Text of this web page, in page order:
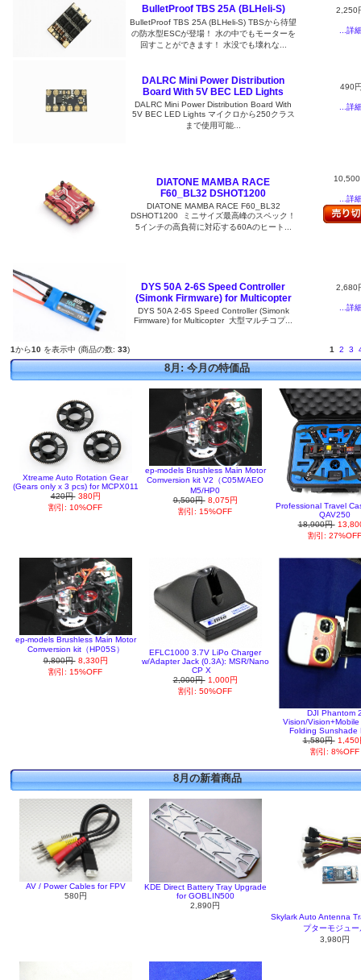
BulletProof TBS 25A (BLHeli-S)
BulletProof TBS 25A (BLHeli-S) TBSから待望
の防水型ESCが登場！ 水の中でもモーターを
回すことができます！ 水没でも壊れな...
2,250
...詳
DALRC Mini Power Distribution
Board With 5V BEC LED Lights
DALRC Mini Power Distribution Board With
5V BEC LED Lights マイクロから250クラス
まで使用可能...
490
...詳
DIATONE MAMBA RACE
F60_BL32 DSHOT1200
DIATONE MAMBA RACE F60_BL32
DSHOT1200 ミニサイズ最高峰のスペック！
5インチの高負荷に対応する60Aのヒート...
...詳
DYS 50A 2-6S Speed Controller
(Simonk Firmware) for Multicopter
DYS 50A 2-6S Speed Controller (Simonk
Firmware) for Multicopter 大型マルチコプ...
2,680
...詳
1から10 を表示中 (商品の数: 33) 1 2 3
8月: 今月の特価品
Xtreame Auto Rotation Gear
(Gears only x 3 pcs) for MCPX011
420円 380円
割引: 10%OFF
ep-models Brushless Main Motor
Comversion kit V2（C05M/AEO
M5/HP0
9,500円 8,075円
割引: 15%OFF
Professional Travel
QAV250
18,900円
割引:
ep-models Brushless Main Motor
Comversion kit（HP05S）
9,800円 8,330円
割引: 15%OFF
EFLC1000 3.7V LiPo Charger
w/Adapter Jack (0.3A): MSR/Nano
CP X
2,000円 1,000円
割引: 50%OFF
DJI Phantom
Vision/
Folding Sunshade
1,580円 1,450
割引: 8%OFF
8月の新着商品
AV / Power Cables for FPV
580円
KDE Direct Battery Tray Upgrade
for GOBLIN500
2,890円
Skylark Auto Antenna
プターモジュー
3,980円